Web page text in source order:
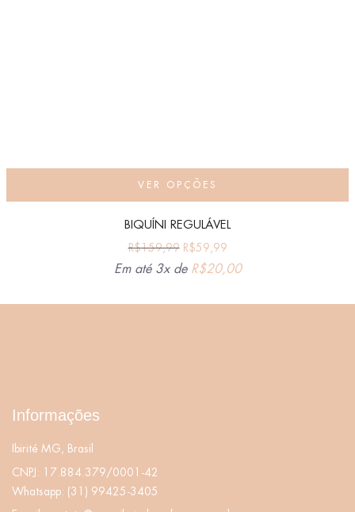
VER OPÇÕES
BIQUÍNI REGULÁVEL
R$159,99 R$59,99
Em até 3x de R$20,00
Informações
Ibirité MG, Brasil
CNPJ: 17.884.379/0001-42
Whatsapp: (31) 99425-3405